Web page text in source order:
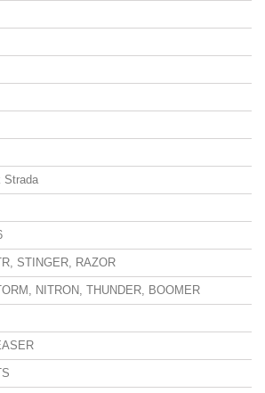
Strada
STINGER, RAZOR
NITRON, THUNDER, BOOMER